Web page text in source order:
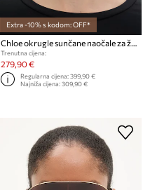
Extra -10% s kodom: OFF*
Trenutna cijena:
279,90 €
Regularna cijena:399,90 €
Najniža cijena:309,90 €